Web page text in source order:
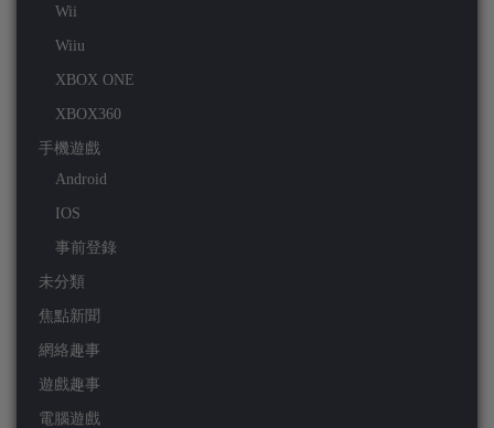
Wii
Wiiu
XBOX ONE
XBOX360
手機遊戲
Android
IOS
事前登錄
未分類
焦點新聞
網絡趣事
遊戲趣事
電腦遊戲